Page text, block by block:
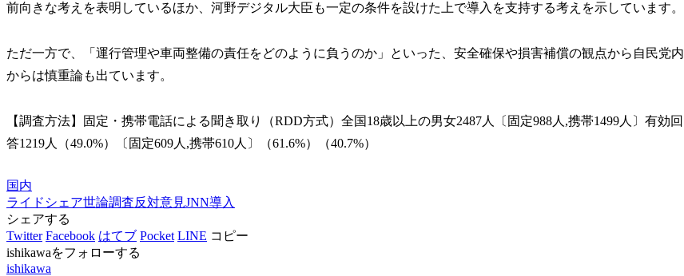
前向きな考えを表明しているほか、河野デジタル大臣も一定の条件を設けた上で導入を支持する考えを示しています。
ただ一方で、「運行管理や車両整備の責任をどのように負うのか」といった、安全確保や損害補償の観点から自民党内
からは慎重論も出ています。
【調査方法】固定・携帯電話による聞き取り（RDD方式）全国18歳以上の男女2487人〔固定988人,携帯1499人〕有効回
答1219人（49.0%）〔固定609人,携帯610人〕（61.6%）（40.7%）
国内
ライドシェア世論調査反対意見JNN導入
シェアする
Twitter Facebook はてブ Pocket LINE コピー
ishikawaをフォローする
ishikawa